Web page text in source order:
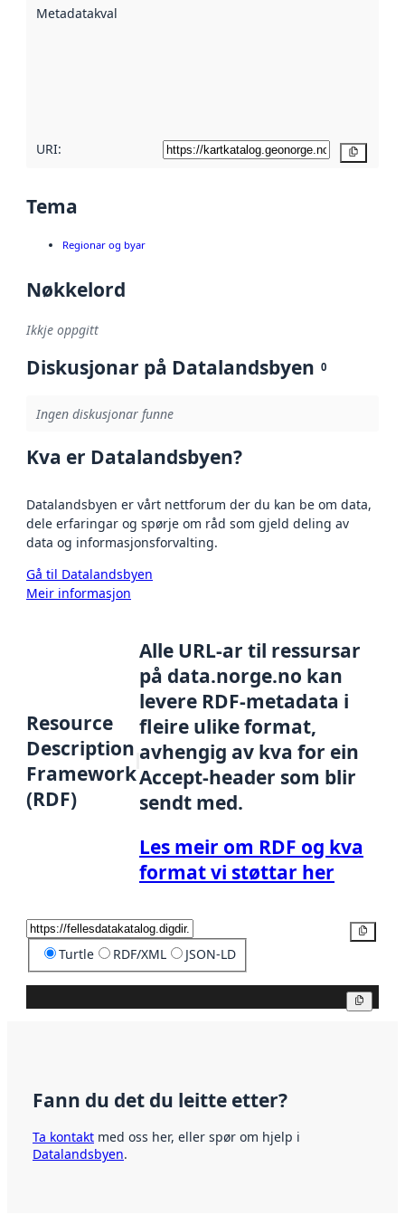
Metadatakvalitet
URI:
Tema
Regionar og byar
Nøkkelord
Ikkje oppgitt
Diskusjonar på Datalandsbyen 0
Ingen diskusjonar funne
Kva er Datalandsbyen?
Datalandsbyen er vårt nettforum der du kan be om data,
dele erfaringar og spørje om råd som gjeld deling av
data og informasjonsforvalting.
Gå til Datalandsbyen
Meir informasjon
Resource
Description
Framework
(RDF)
Alle URL-ar til ressursar
på data.norge.no kan
levere RDF-metadata i
fleire ulike format,
avhengig av kva for ein
Accept-header som blir
sendt med.
Les meir om RDF og kva
format vi støttar her
Turtle RDF/XML JSON-LD
Fann du det du leitte etter?
Ta kontakt med oss her, eller spør om hjelp i
Datalandsbyen.